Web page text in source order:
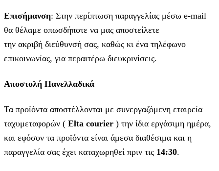
Επισήμανση: Στην περίπτωση παραγγελίας μέσω e-mail
θα θέλαμε οπωσδήποτε να μας αποστείλετε
την ακριβή διεύθυνσή σας, καθώς κι ένα τηλέφωνο
επικοινωνίας, για περαιτέρω διευκρινίσεις.
Αποστολή Πανελλαδικά
Τα προϊόντα αποστέλλονται με συνεργαζόμενη εταιρεία
ταχυμεταφορών ( Elta courier ) την ίδια εργάσιμη ημέρα,
και εφόσον τα προϊόντα είναι άμεσα διαθέσιμα και η
παραγγελία σας έχει καταχωρηθεί πριν τις 14:30.